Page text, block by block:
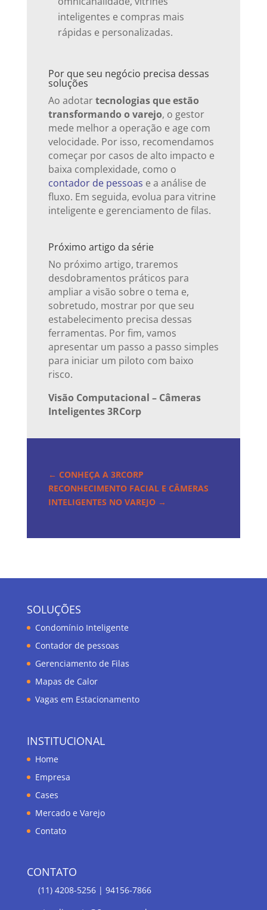
inteligentes e compras mais
rápidas e personalizadas.
Por que seu negócio precisa dessas
soluções
Ao adotartecnologias que estão
transformando o varejo, o gestor
mede melhor a operação e age com
velocidade. Por isso, recomendamos
começar por casos de alto impacto e
baixa complexidade, como o
contador de pessoas e a análise de
fluxo. Em seguida, evolua para vitrine
inteligente e gerenciamento de filas.
Próximo artigo da série
No próximo artigo, traremos
desdobramentos práticos para
ampliar a visão sobre o tema e,
sobretudo, mostrar por que seu
estabelecimento precisa dessas
ferramentas. Por fim, vamos
apresentar um passo a passo simples
para iniciar um piloto com baixo
risco.
Visão Computacional – Câmeras
Inteligentes 3RCorp
← CONHEÇA A 3RCORP
RECONHECIMENTO FACIAL E CÂMERAS
INTELIGENTES NO VAREJO→
SOLUÇÕES
Condomínio Inteligente
Contador de pessoas
Gerenciamento de Filas
Mapas de Calor
Vagas em Estacionamento
INSTITUCIONAL
Home
Empresa
Cases
Mercado e Varejo
Contato
CONTATO
(11) 4208-5256 | 94156-7866